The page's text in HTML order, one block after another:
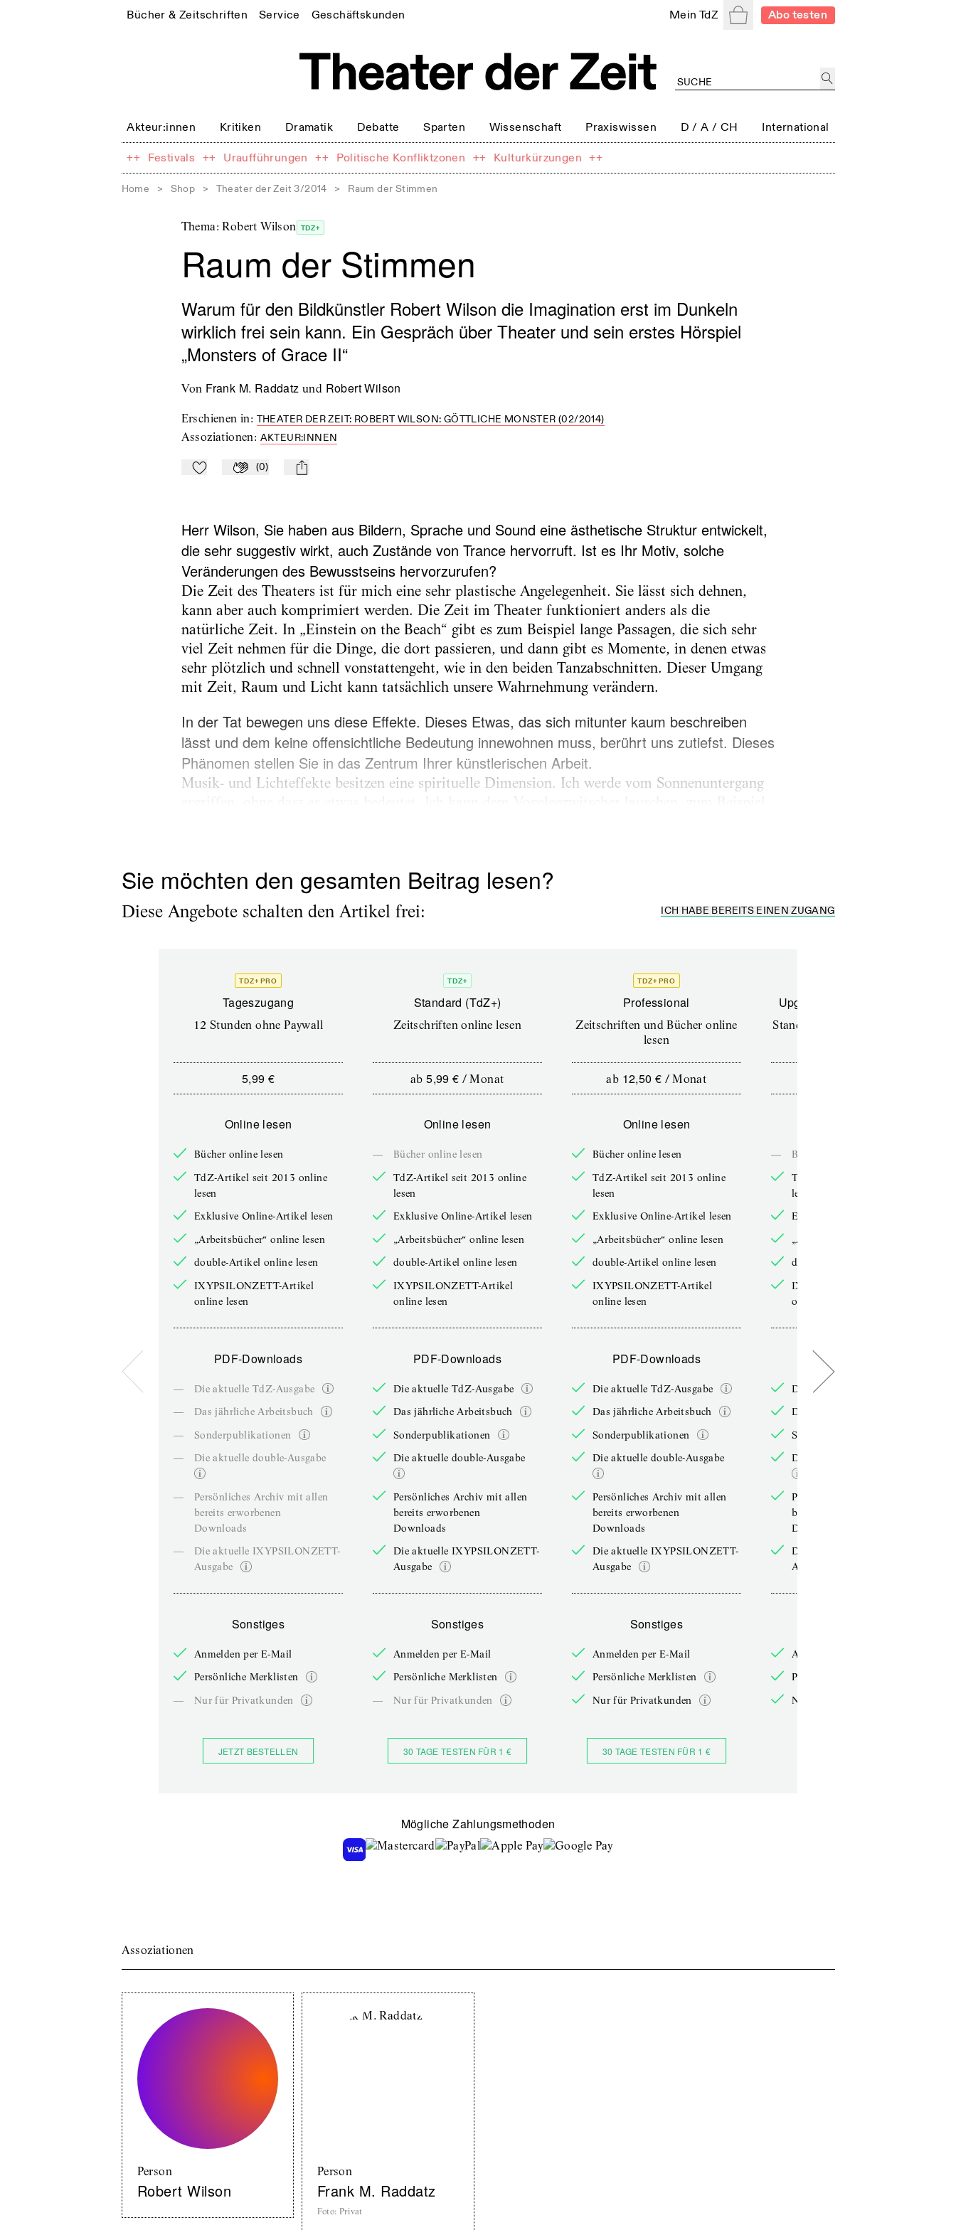
Bücher & Zeitschriften Service Geschäftskunden Mein TdZ WarenkorbAbo testen
Akteur:innen Kritiken Dramatik Debatte Sparten Wissenschaft Praxiswissen D / A / CH International
++ Festivals ++ Uraufführungen ++ Politische Konfliktzonen ++ Kulturkürzungen ++
Home > Shop > Theater der Zeit 3/2014 > Raum der Stimmen
Thema: Robert Wilson TDZ+
Raum der Stimmen
Warum für den Bildkünstler Robert Wilson die Imagination erst im Dunkeln
wirklich frei sein kann. Ein Gespräch über Theater und sein erstes Hörspiel
„Monsters of Grace II“
von Frank M. Raddatz und Robert Wilson
Erschienen in: THEATER DER ZEIT: ROBERT WILSON: GÖTTLICHE MONSTER (02/2014)
Assoziationen: AKTEUR:INNEN
Zu Mein-TdZ hinzufügen
Applaudieren
(0) mail
Herr Wilson, Sie haben aus Bildern, Sprache und Sound eine ästhetische Struktur entwickelt,
die sehr suggestiv wirkt, auch Zustände von Trance hervorruft. Ist es Ihr Motiv, solche
Veränderungen des Bewusstseins hervorzurufen?
Die Zeit des Theaters ist für mich eine sehr plastische Angelegenheit. Sie lässt sich dehnen,
kann aber auch komprimiert werden. Die Zeit im Theater funktioniert anders als die
natürliche Zeit. In „Einstein on the Beach“ gibt es zum Beispiel lange Passagen, die sich sehr
viel Zeit nehmen für die Dinge, die dort passieren, und dann gibt es Momente, in denen etwas
sehr plötzlich und schnell vonstattengeht, wie in den beiden Tanzabschnitten. Dieser Umgang
mit Zeit, Raum und Licht kann tatsächlich unsere Wahrnehmung verändern.
In der Tat bewegen uns diese Effekte. Dieses Etwas, das sich mitunter kaum beschreiben
lässt und dem keine offensichtliche Bedeutung innewohnen muss, berührt uns zutiefst. Dieses
Phänomen stellen Sie in das Zentrum Ihrer künstlerischen Arbeit.
Musik- und Lichteffekte besitzen eine spirituelle Dimension. Ich werde vom Sonnenuntergang
Sie möchten den gesamten Beitrag lesen?
Diese Angebote schalten den Artikel frei: ICH HABE BEREITS EINEN ZUGANG
TDZ+ PRO
Tageszugang
12 Stunden ohne Paywall
5,99 €
Online lesen
Bücher online lesen
TdZ-Artikel seit 2013 online
lesen
Exklusive Online-Artikel lesen
„Arbeitsbücher“ online lesen
double-Artikel online lesen
IXYPSILONZETT-Artikel
online lesen
PDF-Downloads
—
Die aktuelle TdZ-Ausgabe
—
Das jährliche Arbeitsbuch
—
Sonderpublikationen
—
Die aktuelle double-Ausgabe
—
Persönliches Archiv mit allen
bereits erworbenen
Downloads
—
Die aktuelle IXYPSILONZETT-
Ausgabe
Sonstiges
Anmelden per E-Mail
Persönliche Merklisten
—
Nur für Privatkunden
JETZT BESTELLEN
TDZ+
Standard (TdZ+)
Zeitschriften online lesen
ab 5,99 € /Monat
Online lesen
—
Bücher online lesen
TdZ-Artikel seit 2013 online
lesen
Exklusive Online-Artikel lesen
„Arbeitsbücher“ online lesen
double-Artikel online lesen
IXYPSILONZETT-Artikel
online lesen
PDF-Downloads
Die aktuelle TdZ-Ausgabe
Das jährliche Arbeitsbuch
Sonderpublikationen
Die aktuelle double-Ausgabe
Persönliches Archiv mit allen
bereits erworbenen
Downloads
Die aktuelle IXYPSILONZETT-
Ausgabe
Sonstiges
Anmelden per E-Mail
Persönliche Merklisten
—
Nur für Privatkunden
30 TAGE TESTEN FÜR 1 €
TDZ+ PRO
Professional
Zeitschriften und Bücher online
lesen
ab 12,50 € /Monat
Online lesen
Bücher online lesen
TdZ-Artikel seit 2013 online
lesen
Exklusive Online-Artikel lesen
„Arbeitsbücher“ online lesen
double-Artikel online lesen
IXYPSILONZETT-Artikel
online lesen
PDF-Downloads
Die aktuelle TdZ-Ausgabe
Das jährliche Arbeitsbuch
Sonderpublikationen
Die aktuelle double-Ausgabe
Persönliches Archiv mit allen
bereits erworbenen
Downloads
Die aktuelle IXYPSILONZETT-
Ausgabe
Sonstiges
Anmelden per E-Mail
Persönliche Merklisten
Nur für Privatkunden
30 TAGE TESTEN FÜR 1 €
Upgrade für Printabonnenten
Standard (TdZ+) – Zeitschriften
—
Bücher online lesen
TdZ-Artikel seit 2013 online
lesen
Exklusive Online-Artikel lesen
„Arbeitsbücher“ online lesen
double-Artikel online lesen
IXYPSILONZETT-Artikel
online lesen
PDF-Downloads
Die aktuelle TdZ-Ausgabe
Das jährliche Arbeitsbuch
Sonderpublikationen
Die aktuelle double-Ausgabe
Persönliches Archiv mit allen
bereits erworbenen
Downloads
Die aktuelle IXYPSILONZETT-
Ausgabe
Anmelden per E-Mail
Persönliche Merklisten
Nur für Privatkunden
Mögliche Zahlungsmethoden
Assoziationen
Person
Robert Wilson
Person
Frank M. Raddatz
Foto: Privat